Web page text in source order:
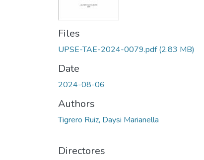
Files
UPSE-TAE-2024-0079.pdf(2.83 MB)
Date
2024-08-06
Authors
Tigrero Ruiz, Daysi Marianella
Directores